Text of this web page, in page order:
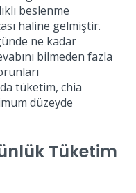
beslenme
haline gelmiştir.
ne kadar
bilmeden fazla
tüketim, chia
düzeyde
Tüketim